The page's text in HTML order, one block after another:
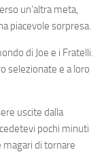
un’altra meta,
piacevole sorpresa.
di Joe e i Fratelli.
selezionate e a loro
uscite dalla
pochi minuti
magari di tornare